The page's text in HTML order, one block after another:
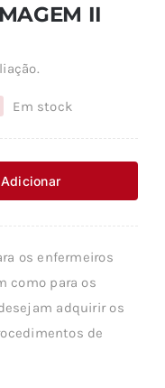
II
Em stock
Adicionar
os enfermeiros
como para os
adquirir os
de